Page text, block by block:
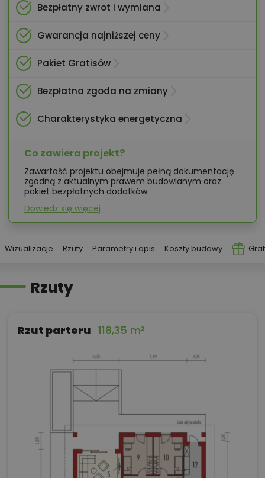
Bezpłatny zwrot i wymiana
Gwarancja najniższej ceny
Pakiet Gratisów
Bezpłatna zgoda na zmiany
Charakterystyka energetyczna
Co zawiera projekt?
Zawartość projektu obejmuje pełną dokumentację
zgodną z aktualnym prawem budowlanym oraz
pakiet bezpłatnych dodatków.
Dowiedz się więcej
Wizualizacje Rzuty Parametry i opis Koszty budowy
Rzuty
Rzut parteru 118,35 m²